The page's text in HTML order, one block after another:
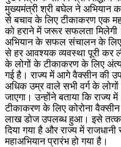
मुख्यमंत्री श्री बघेल ने अभियान
से बचाव के लिए टीकाकरण एक
को हराने में जरूर सफलता
अभियान के सफल संचालन के लिए
से हर आवश्यक व्यवस्था पूरी कर
के लोगों के टीकाकरण के लिए
गई है। राज्य में आगे वैक्सीन की
अधिक उम्र वाले सभी वर्ग के
जाएगा। उन्होंने बताया कि
टीकाकरण के लिए कोरोना
लाख डोज उपलब्ध हुआ। इसे
दिया गया है और राज्य में
महाअभियान प्रारंभ हो गया है।